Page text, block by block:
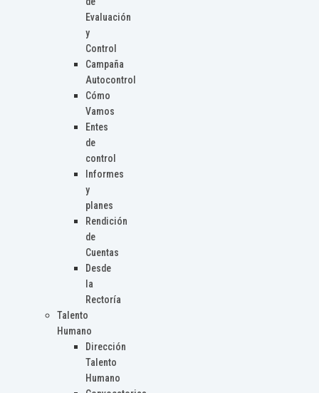
Evaluación
y
Control
Campaña
Autocontrol
Cómo
Vamos
Entes
de
control
Informes
y
planes
Rendición
de
Cuentas
Desde
la
Rectoría
Talento
Humano
Dirección
Talento
Humano